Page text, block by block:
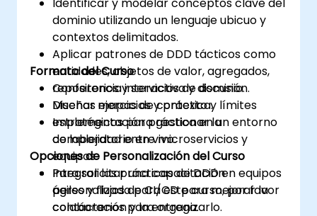
dominio utilizando un lenguaje ubicuo y
contextos delimitados.
Aplicar patrones de DDD tácticos como
entidades, objetos de valor, agregados,
repositorios y servicios de dominio.
Diseñar mapas de contexto y límites
estratégicos para gestionar la
complejidad entre microservicios y
equipos.
Integrar las prácticas de DDD en equipos
ágiles y flujos de CI/CD para mejorar la
colaboración y la entrega.
Formato del Curso
Conferencia interactiva y discusión.
Muchas ejercicios y práctica.
Implementación práctica en un entorno
de laboratorio en vivo.
Opciones de Personalización del Curso
Para solicitar una capacitación
personalizada para este curso, por favor
contáctenos para organizarlo.